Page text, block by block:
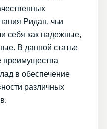
Ридан, чьи
себя как надежные,
В данной статье
в обеспечение
различных